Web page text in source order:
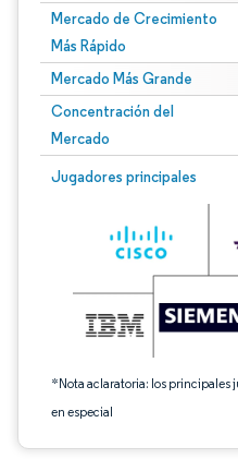
Mercado de Crecimiento
Más Rápido
Mercado Más Grande
Concentración del
Mercado
Jugadores principales
*Nota aclaratoria: los principales
en especial
Imagen © Mordor Intelligence. El